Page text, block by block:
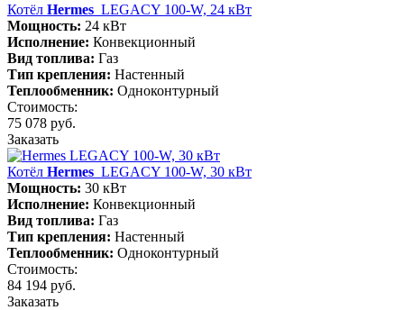
Котёл Hermes LEGACY 100-W, 24 кВт
Мощность: 24 кВт
Исполнение: Конвекционный
Вид топлива: Газ
Тип крепления: Настенный
Теплообменник: Одноконтурный
Стоимость:
75 078 руб.
Заказать
Котёл Hermes LEGACY 100-W, 30 кВт
Мощность: 30 кВт
Исполнение: Конвекционный
Вид топлива: Газ
Тип крепления: Настенный
Теплообменник: Одноконтурный
Стоимость:
84 194 руб.
Заказать